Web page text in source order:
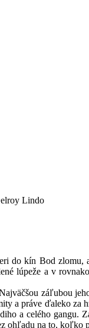
Lindo
do kín Bod
lúpeže a v
záľubou
a práve ďaleko
a celého
ohľadu na to,